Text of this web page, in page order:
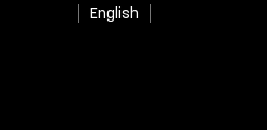
English